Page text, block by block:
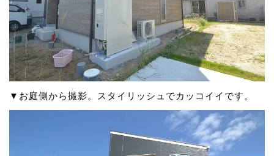
▼お庭側から撮影。スタイリッシュでカッコイイです。